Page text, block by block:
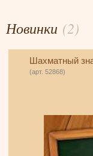
Новинки (2)
Шахматный
(арт. 52868)